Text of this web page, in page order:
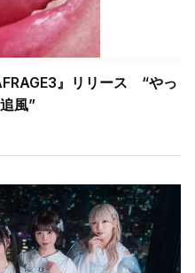
』リリース “やっ
風”